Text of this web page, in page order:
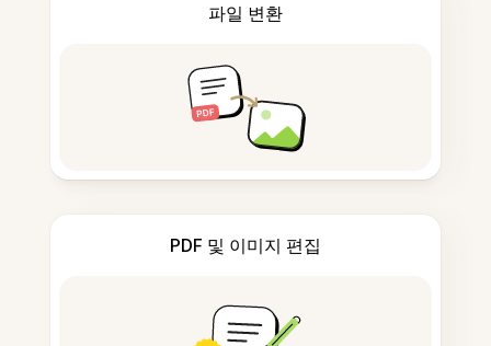
파일 변환
PDF 및 이미지 편집